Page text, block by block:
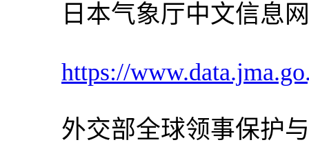
日本气象厅中文信息
https://
外交部全球领事保护与